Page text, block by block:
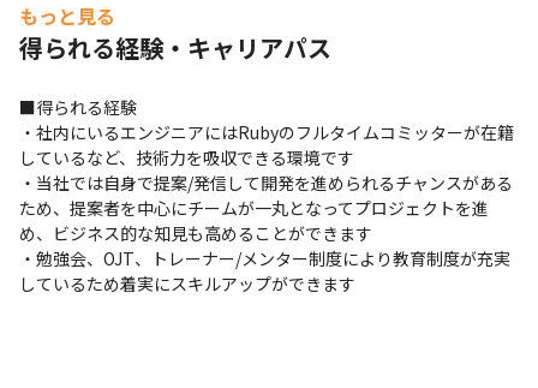
デザインツール
プロジェクト管理
Backlog
JIRA GitHub Git Trello
支給PC
Mac
もっと見る
得られる経験・キャリアパス
■得られる経験
・社内にいるエンジニアにはRubyのフルタイムコミッターが在籍
しているなど、技術力を吸収できる環境です
・当社では自身で提案/発信して開発を進められるチャンスがある
ため、提案者を中心にチームが一丸となってプロジェクトを進
め、ビジネス的な知見も高めることができます
・勉強会、OJT、トレーナー/メンター制度により教育制度が充実
しているため着実にスキルアップができます